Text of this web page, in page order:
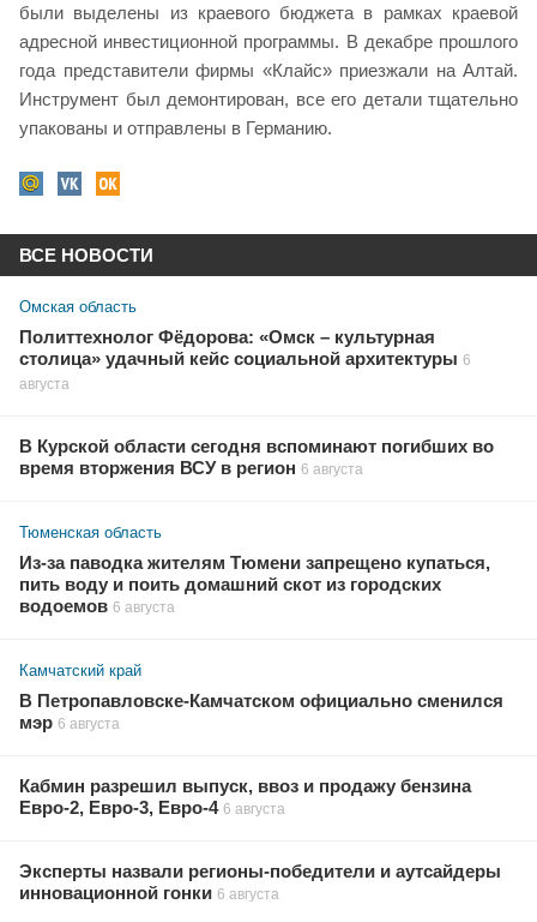
были выделены из краевого бюджета в рамках краевой
адресной инвестиционной программы. В декабре прошлого
года представители фирмы «Клайс» приезжали на Алтай.
Инструмент был демонтирован, все его детали тщательно
упакованы и отправлены в Германию.
ВСЕ НОВОСТИ
Омская область
Политтехнолог Фёдорова: «Омск – культурная
столица» удачный кейс социальной архитектуры 6
августа
В Курской области сегодня вспоминают погибших во
время вторжения ВСУ в регион 6 августа
Тюменская область
Из-за паводка жителям Тюмени запрещено купаться,
пить воду и поить домашний скот из городских
водоемов 6 августа
Камчатский край
В Петропавловске-Камчатском официально сменился
мэр 6 августа
Кабмин разрешил выпуск, ввоз и продажу бензина
Евро-2, Евро-3, Евро-4 6 августа
Эксперты назвали регионы-победители и аутсайдеры
инновационной гонки 6 августа